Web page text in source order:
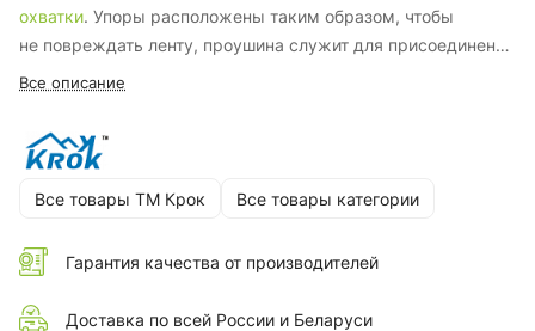
охватки. Упоры расположены таким образом, чтобы
не повреждать ленту, проушина служит для присоединения
карабина. Длинная рукоять обеспечивает лёгкую работу
60 см.
Все описание
Все товары ТМ Крок Все товары категории
Гарантия качества от производителей
Доставка по всей России и Беларуси